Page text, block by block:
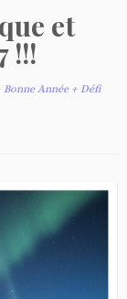
et
!!!
Bonne Année + Défi